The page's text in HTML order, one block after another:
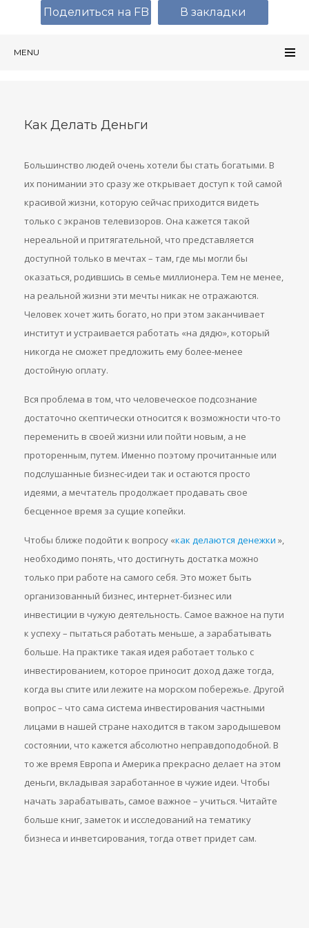
MENU
Как Делать Деньги
Большинство людей очень хотели бы стать богатыми. В
их понимании это сразу же открывает доступ к той самой
красивой жизни, которую сейчас приходится видеть
только с экранов телевизоров. Она кажется такой
нереальной и притягательной, что представляется
доступной только в мечтах – там, где мы могли бы
оказаться, родившись в семье миллионера. Тем не менее,
на реальной жизни эти мечты никак не отражаются.
Человек хочет жить богато, но при этом заканчивает
институт и устраивается работать «на дядю», который
никогда не сможет предложить ему более-менее
достойную оплату.
Вся проблема в том, что человеческое подсознание
достаточно скептически относится к возможности что-то
переменить в своей жизни или пойти новым, а не
проторенным, путем. Именно поэтому прочитанные или
подслушанные бизнес-идеи так и остаются просто
идеями, а мечтатель продолжает продавать свое
бесценное время за сущие копейки.
Чтобы ближе подойти к вопросу «как делаются денежки »,
необходимо понять, что достигнуть достатка можно
только при работе на самого себя. Это может быть
организованный бизнес, интернет-бизнес или
инвестиции в чужую деятельность. Самое важное на пути
к успеху – пытаться работать меньше, а зарабатывать
больше. На практике такая идея работает только с
инвестированием, которое приносит доход даже тогда,
когда вы спите или лежите на морском побережье. Другой
вопрос – что сама система инвестирования частными
лицами в нашей стране находится в таком зародышевом
состоянии, что кажется абсолютно неправдоподобной. В
то же время Европа и Америка прекрасно делает на этом
деньги, вкладывая заработанное в чужие идеи. Чтобы
начать зарабатывать, самое важное – учиться. Читайте
больше книг, заметок и исследований на тематику
бизнеса и инветсирования, тогда ответ придет сам.
Поделиться на FB В закладки